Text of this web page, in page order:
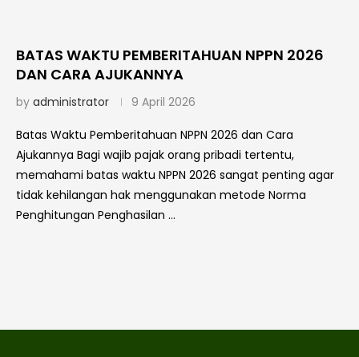
BATAS WAKTU PEMBERITAHUAN NPPN 2026
DAN CARA AJUKANNYA
by administrator 9 April 2026
Batas Waktu Pemberitahuan NPPN 2026 dan Cara
Ajukannya Bagi wajib pajak orang pribadi tertentu,
memahami batas waktu NPPN 2026 sangat penting agar
tidak kehilangan hak menggunakan metode Norma
Penghitungan Penghasilan …